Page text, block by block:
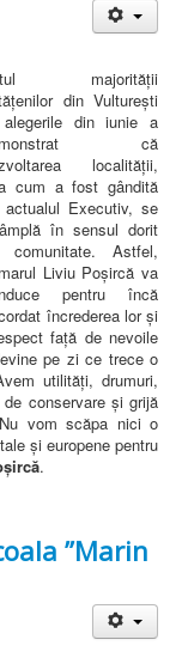
majorității
din Vulturești
din iunie a
că
localității,
cum a fost gândită
actualul Executiv, se
în sensul dorit
comunitate. Astfel,
Liviu Poșircă va
pentru încă
încrederea lor și
față de nevoile
pe zi ce trece o
utilități, drumuri,
conservare și grijă
vom scăpa nici o
și europene pentru
.
”Marin